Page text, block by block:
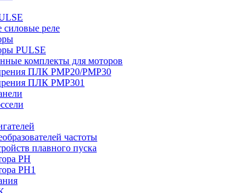
реле
PULSE
комплекты для моторов
ПЛК PMP20/PMP30
ПЛК PMP301
частоты
плавного пуска
PH
PH1